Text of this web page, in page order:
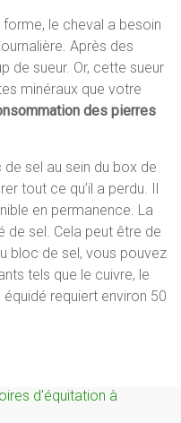
le cheval a besoin
Après des
de sueur. Or, cette sueur
minéraux que votre
des pierres
sel au sein du box de
tout ce qu’il a perdu. Il
en permanence. La
de sel. Cela peut être de
bloc de sel, vous pouvez
tels que le cuivre, le
requiert environ 50
d'équitation à